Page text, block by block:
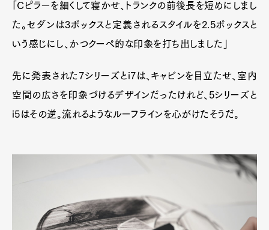
「Cピラーを細くして寝かせ、トランクの前後長を短めにしまし
た。セダンは3ボックスと定義されるスタイルを2.5ボックスと
いう感じにし、かつクーペ的な印象を打ち出しました」
先に発表された7シリーズとi7は、キャビンを目立たせ、室内
空間の広さを印象づけるデザインだったけれど、5シリーズと
i5はその逆。流れるようなルーフラインを心がけたそうだ。